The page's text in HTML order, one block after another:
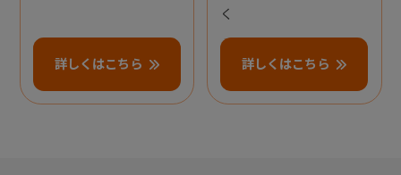
詳しくはこちら
く
詳しくはこちら